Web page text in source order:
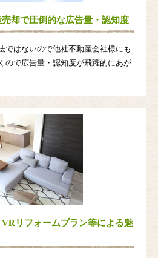
却で圧倒的な広告量・認知度
ではないので他社不動産会社様にも
ので広告量・認知度が飛躍的にあが
リフォームプラン等による魅